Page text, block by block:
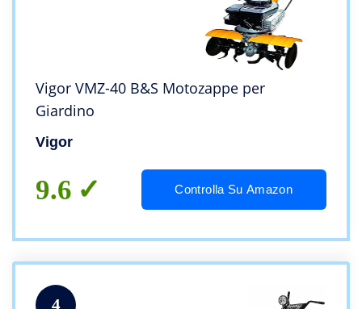
Vigor VMZ-40 B&S Motozappe per
Giardino
Vigor
9.6 Controlla Su Amazon